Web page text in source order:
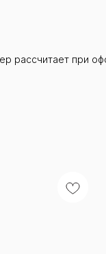
рассчитает при